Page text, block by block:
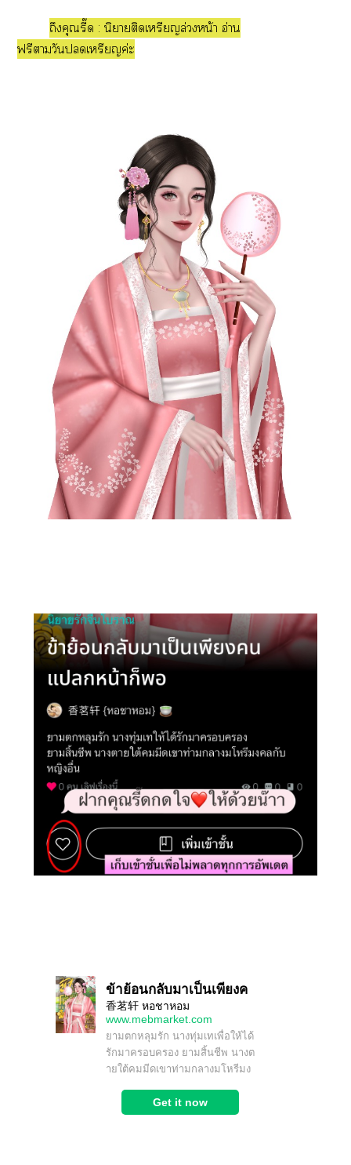
ถึงคุณรี๊ด : นิยายติดเหรียญล่วงหน้า อ่าน
ฟรีาวันเหรียญค่ะ